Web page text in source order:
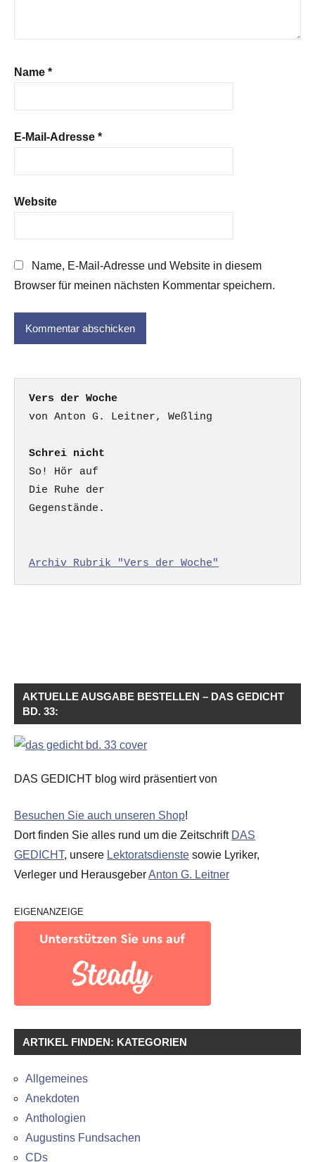
Name *
E-Mail-Adresse *
Website
Name, E-Mail-Adresse und Website in diesem
Browser für meinen nächsten Kommentar speichern.
Vers der Woche
Schrei nicht
So! Hör auf
Die Ruhe der
Gegenstände.
Archiv Rubrik "Vers der Woche"
AKTUELLE AUSGABE BESTELLEN – DAS GEDICHT
BD. 33:
DAS GEDICHT blog wird präsentiert von
Besuchen Sie auch unseren Shop!
Dort finden Sie alles rund um die Zeitschrift DAS
GEDICHT, unsere Lektoratsdienste sowie Lyriker,
Verleger und HerausgeberAnton G. Leitner
EIGENANZEIGE
ARTIKEL FINDEN: KATEGORIEN
Allgemeines
Anekdoten
Anthologien
Augustins Fundsachen
CDs